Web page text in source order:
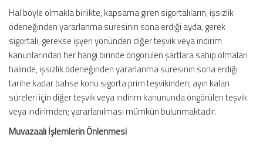
Hal böyle olmakla birlikte, kapsama giren sigortalıların, işsizlik
ödeneğinden yararlanma süresinin sona erdiği ayda, gerek
sigortalı, gerekse işyeri yönünden diğer teşvik veya indirim
kanunlarından her hangi birinde öngörülen şartlara sahip olmaları
halinde, işsizlik ödeneğinden yararlanma süresinin sona erdiği
tarihe kadar bahse konu sigorta prim teşvikinden; ayın kalan
süreleri için diğer teşvik veya indirim kanununda öngörülen teşvik
veya indirimden; yararlanılması mümkün bulunmaktadır.
Muvazaalı İşlemlerin Önlenmesi